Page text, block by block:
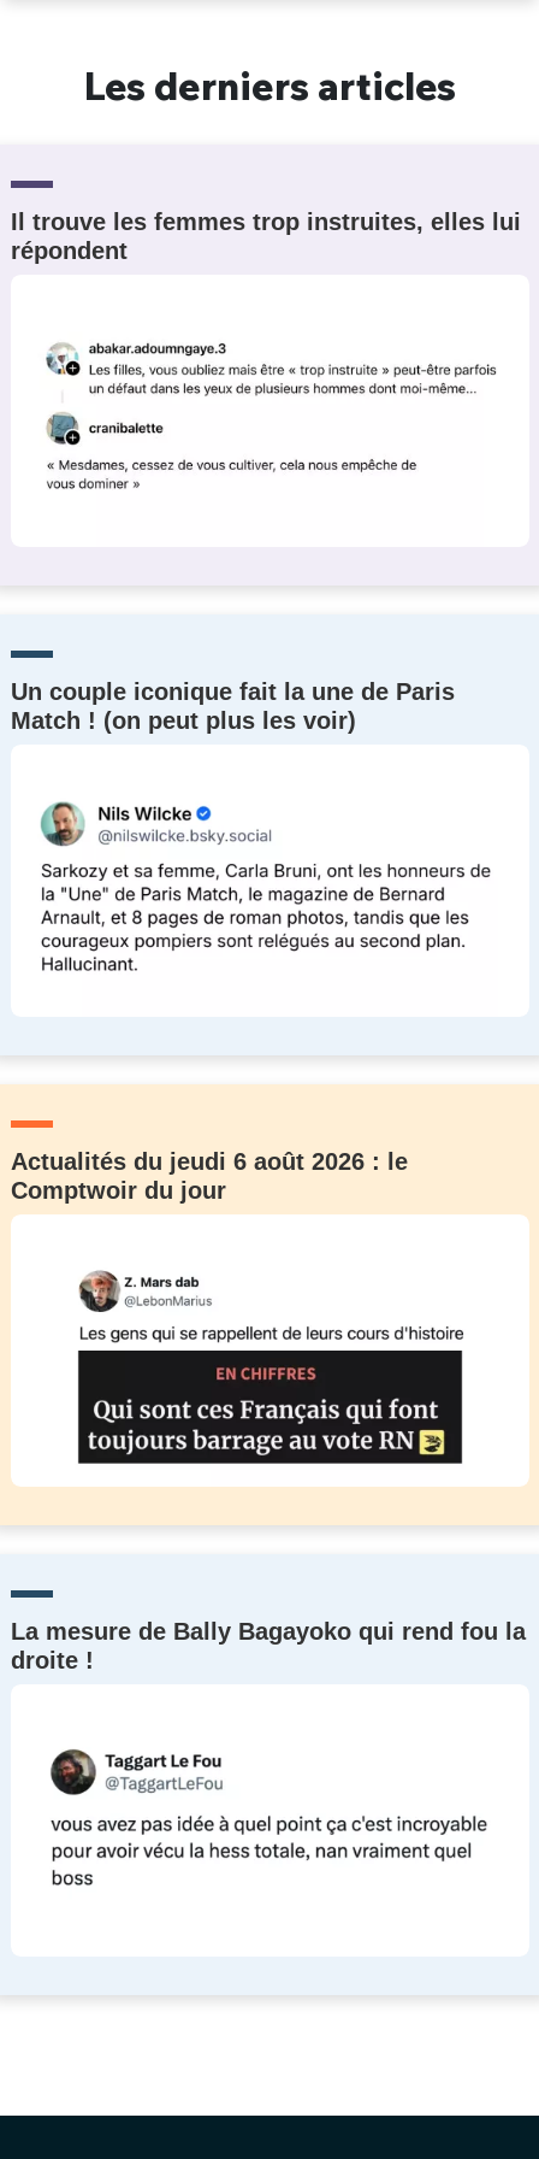
Les derniers articles
Il trouve les femmes trop instruites, elles lui
répondent
Un couple iconique fait la une de Paris
Match ! (on peut plus les voir)
Actualités du jeudi 6 août 2026 : le
Comptwoir du jour
La mesure de Bally Bagayoko qui rend fou la
droite !